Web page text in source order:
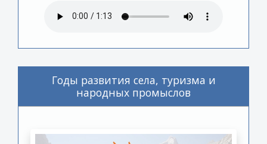
Годы развития села, туризма и
народных промыслов